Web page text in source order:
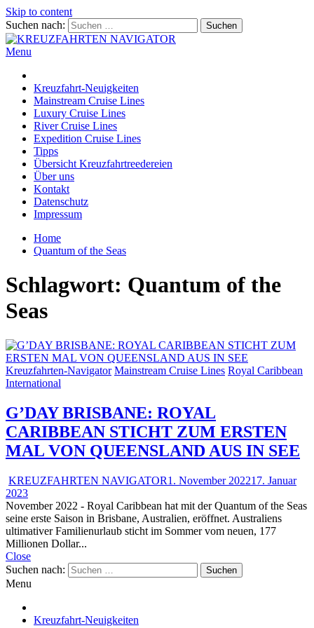
Skip to content
Suchen nach:
Menu
Kreuzfahrt-Neuigkeiten
Mainstream Cruise Lines
Luxury Cruise Lines
River Cruise Lines
Expedition Cruise Lines
Tipps
Übersicht Kreuzfahrtreedereien
Über uns
Kontakt
Datenschutz
Impressum
Home
Quantum of the Seas
Schlagwort: Quantum of the
Seas
Kreuzfahrten-Navigator Mainstream Cruise Lines Royal Caribbean
International
G’DAY BRISBANE: ROYAL
CARIBBEAN STICHT ZUM ERSTEN
MAL VON QUEENSLAND AUS IN SEE
KREUZFAHRTEN NAVIGATOR1. November 202217. Januar
2023
November 2022 - Royal Caribbean hat mit der Quantum of the Seas
seine erste Saison in Brisbane, Australien, eröffnet. Australiens
ultimativer Familienurlaub sticht im Sommer vom neuen, 177
Millionen Dollar...
Close
Suchen nach:
Menu
Kreuzfahrt-Neuigkeiten